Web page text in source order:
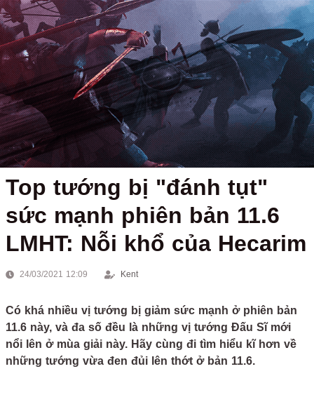
Top tướng bị "đánh tụt"
sức mạnh phiên bản 11.6
LMHT: Nỗi khổ của Hecarim
24/03/2021 12:09 Kent
Có khá nhiều vị tướng bị giảm sức mạnh ở phiên bản
11.6 này, và đa số đều là những vị tướng Đấu Sĩ mới
nổi lên ở mùa giải này. Hãy cùng đi tìm hiểu kĩ hơn về
những tướng vừa đen đủi lên thớt ở bản 11.6.